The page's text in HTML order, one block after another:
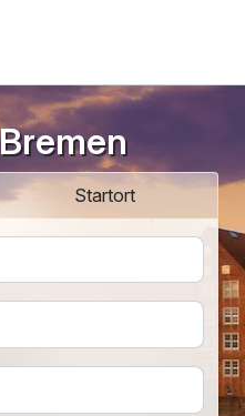
Startort